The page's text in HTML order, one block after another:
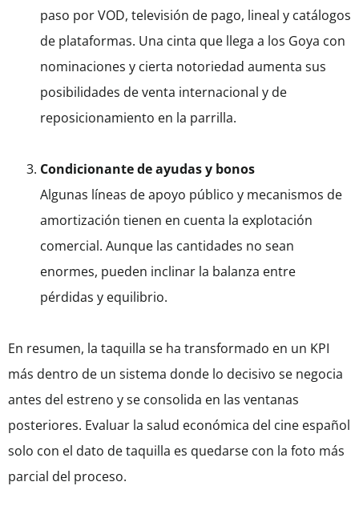
paso por VOD, televisión de pago, lineal y catálogos
de plataformas. Una cinta que llega a los Goya con
nominaciones y cierta notoriedad aumenta sus
posibilidades de venta internacional y de
reposicionamiento en la parrilla.
Condicionante de ayudas y bonos
Algunas líneas de apoyo público y mecanismos de
amortización tienen en cuenta la explotación
comercial. Aunque las cantidades no sean
enormes, pueden inclinar la balanza entre
pérdidas y equilibrio.
En resumen, la taquilla se ha transformado en un KPI
más dentro de un sistema donde lo decisivo se negocia
antes del estreno y se consolida en las ventanas
posteriores. Evaluar la salud económica del cine español
solo con el dato de taquilla es quedarse con la foto más
parcial del proceso.